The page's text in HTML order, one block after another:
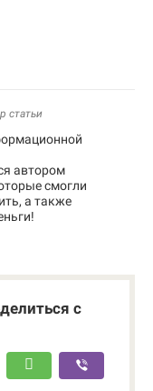
статьи
автором
смогли
а также
с